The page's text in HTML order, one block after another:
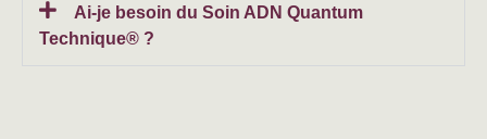
Ai-je besoin du Soin ADN Quantum
Technique® ?